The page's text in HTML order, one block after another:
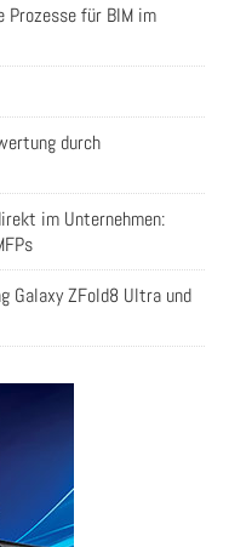
Prozesse für BIM im
durch
im Unternehmen:
Galaxy ZFold8 Ultra und